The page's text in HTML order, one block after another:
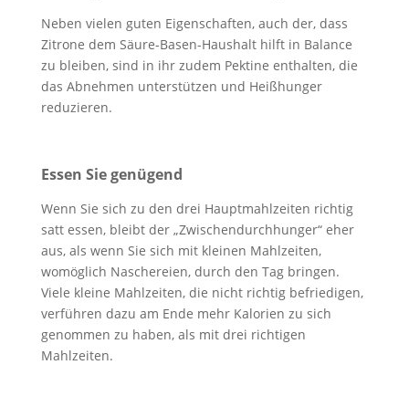
Neben vielen guten Eigenschaften, auch der, dass
Zitrone dem Säure-Basen-Haushalt hilft in Balance
zu bleiben, sind in ihr zudem Pektine enthalten, die
das Abnehmen unterstützen und Heißhunger
reduzieren.
Essen Sie genügend
Wenn Sie sich zu den drei Hauptmahlzeiten richtig
satt essen, bleibt der „Zwischendurchhunger“ eher
aus, als wenn Sie sich mit kleinen Mahlzeiten,
womöglich Naschereien, durch den Tag bringen.
Viele kleine Mahlzeiten, die nicht richtig befriedigen,
verführen dazu am Ende mehr Kalorien zu sich
genommen zu haben, als mit drei richtigen
Mahlzeiten.